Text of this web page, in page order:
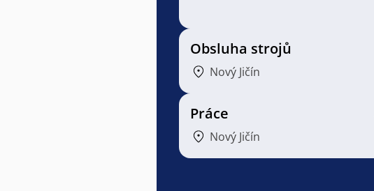
Obsluha strojů
Nový Jičín
Práce
Nový Jičín